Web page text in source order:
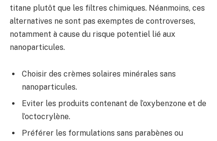
titane plutôt que les filtres chimiques. Néanmoins, ces
alternatives ne sont pas exemptes de controverses,
notamment à cause du risque potentiel lié aux
nanoparticules.
Choisir des crèmes solaires minérales sans
nanoparticules.
Eviter les produits contenant de l’oxybenzone et de
l’octocrylène.
Préférer les formulations sans parabènes ou